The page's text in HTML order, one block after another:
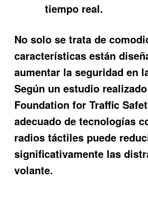
tiempo real.
No solo se trata de
características están
aumentar la seguridad en
Según un estudio
Foundation for Traffic
adecuado de tecnologías
radios táctiles puede
significativamente las
volante.